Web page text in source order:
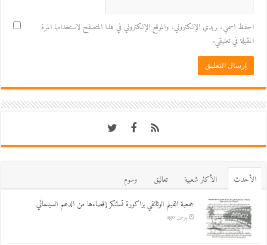
احفظ اسمي، بريدي الإلكتروني، والموقع الإلكتروني في هذا المتصفح لاستخدامها المرة
المقبلة في تعليقي.
اﻷحدث اﻷكثر شعبية تعاليق
وسوم
جمعية الفيلم الوثائقي بزاكورة تستنكر إقصاءها من الدعم السينمائي
يومين ago